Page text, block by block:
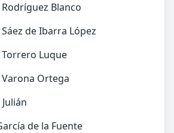
Blanco
de Ibarra López
Luque
Ortega
de la Fuente